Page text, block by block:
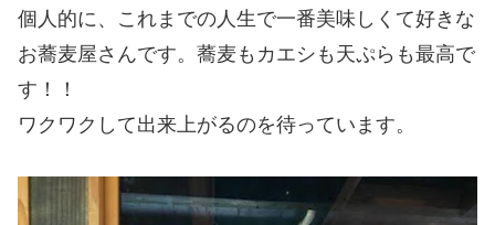
個人的に、これまでの人生で一番美味しくて好きな
お蕎麦屋さんです。蕎麦もカエシも天ぷらも最高で
す！！
ワクワクして出来上がるのを待っています。